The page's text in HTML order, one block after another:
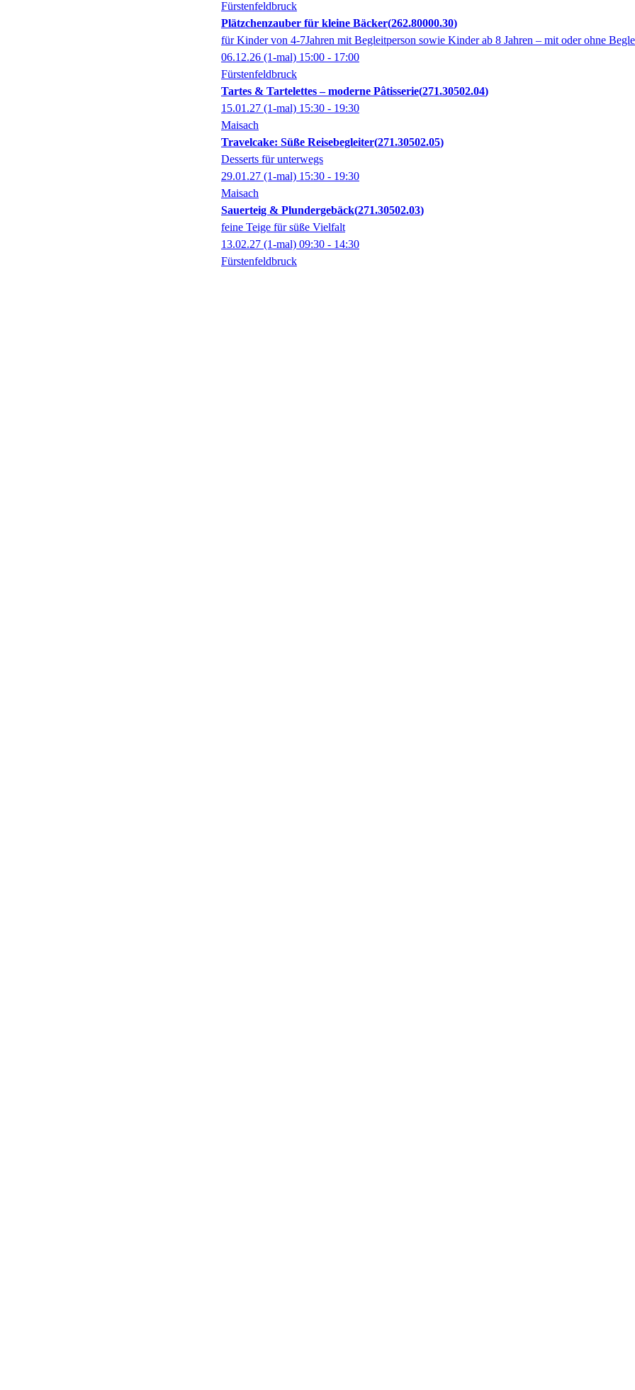
Fürstenfeldbruck
Plätzchenzauber für kleine Bäcker 262.80000.30
für Kinder von 4-7Jahren mit Begleitperson sowie Kinder ab 8 Jahren – mit oder ohne
06.12.26 (1-mal) 15:00 - 17:00
Fürstenfeldbruck
Tartes & Tartelettes – moderne Pâtisserie 271.30502.04
15.01.27 (1-mal) 15:30 - 19:30
Maisach
Travelcake: Süße Reisebegleiter 271.30502.05
Desserts für unterwegs
29.01.27 (1-mal) 15:30 - 19:30
Maisach
Sauerteig & Plundergebäck 271.30502.03
feine Teige für süße Vielfalt
13.02.27 (1-mal) 09:30 - 14:30
Fürstenfeldbruck